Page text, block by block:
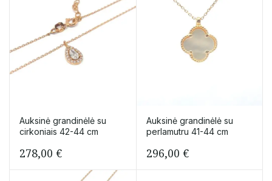
Auksinė grandinėlė su
cirkoniais 42-44 cm
278,00 €
Auksinė grandinėlė su
perlamutru 41-44 cm
296,00 €